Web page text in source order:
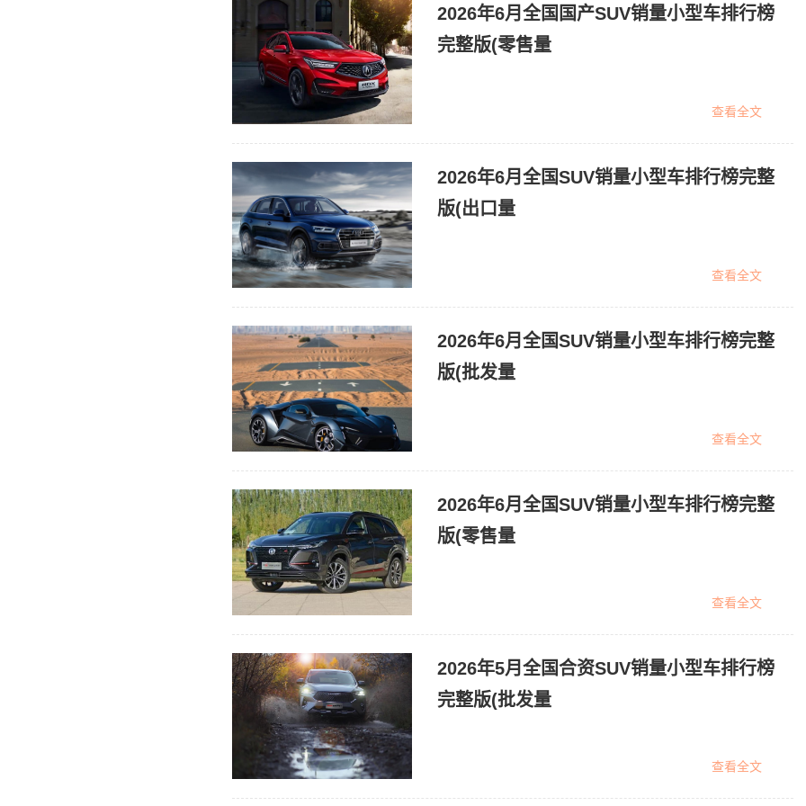
2026年6月全国国产SUV销量小型车排行榜
完整版(零售量
查看全文
2026年6月全国SUV销量小型车排行榜完整
版(出口量
查看全文
2026年6月全国SUV销量小型车排行榜完整
版(批发量
查看全文
2026年6月全国SUV销量小型车排行榜完整
版(零售量
查看全文
2026年5月全国合资SUV销量小型车排行榜
完整版(批发量
查看全文